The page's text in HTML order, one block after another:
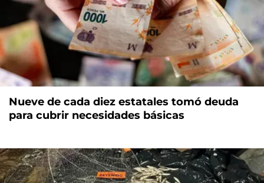
Nueve de cada diez estatales tomó deuda
para cubrir necesidades básicas